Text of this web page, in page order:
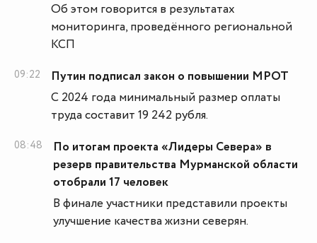
Об этом говорится в результатах
мониторинга, проведённого региональной
КСП
09:22
Путин подписал закон о повышении МРОТ
С 2024 года минимальный размер оплаты
труда составит 19 242 рубля.
08:48
По итогам проекта «Лидеры Севера» в
резерв правительства Мурманской области
отобрали 17 человек
В финале участники представили проекты
улучшение качества жизни северян.